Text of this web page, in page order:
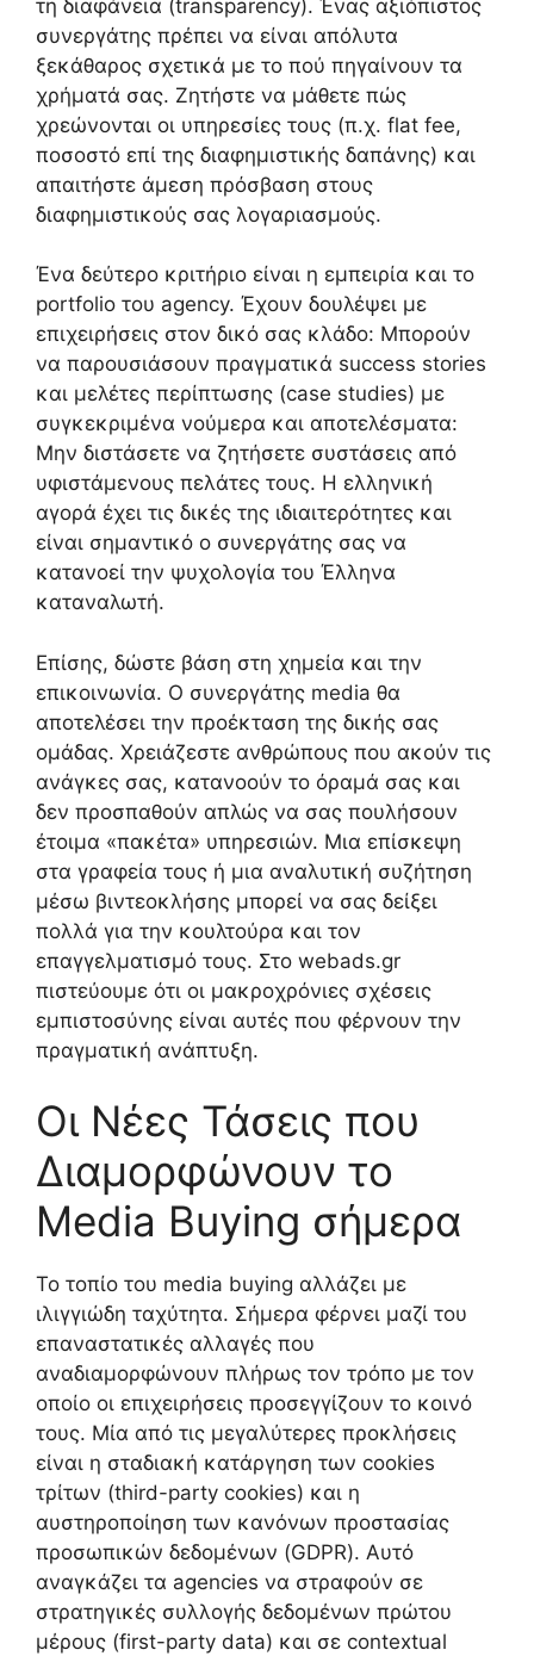
τη διαφάνεια (transparency). Ένας αξιόπιστος
συνεργάτης πρέπει να είναι απόλυτα
ξεκάθαρος σχετικά με το πού πηγαίνουν τα
χρήματά σας. Ζητήστε να μάθετε πώς
χρεώνονται οι υπηρεσίες τους (π.χ. flat fee,
ποσοστό επί της διαφημιστικής δαπάνης) και
απαιτήστε άμεση πρόσβαση στους
διαφημιστικούς σας λογαριασμούς.
Ένα δεύτερο κριτήριο είναι η εμπειρία και το
portfolio του agency. Έχουν δουλέψει με
επιχειρήσεις στον δικό σας κλάδο: Μπορούν
να παρουσιάσουν πραγματικά success stories
και μελέτες περίπτωσης (case studies) με
συγκεκριμένα νούμερα και αποτελέσματα:
Μην διστάσετε να ζητήσετε συστάσεις από
υφιστάμενους πελάτες τους. Η ελληνική
αγορά έχει τις δικές της ιδιαιτερότητες και
είναι σημαντικό ο συνεργάτης σας να
κατανοεί την ψυχολογία του Έλληνα
καταναλωτή.
Επίσης, δώστε βάση στη χημεία και την
επικοινωνία. Ο συνεργάτης media θα
αποτελέσει την προέκταση της δικής σας
ομάδας. Χρειάζεστε ανθρώπους που ακούν τις
ανάγκες σας, κατανοούν το όραμά σας και
δεν προσπαθούν απλώς να σας πουλήσουν
έτοιμα «πακέτα» υπηρεσιών. Μια επίσκεψη
στα γραφεία τους ή μια αναλυτική συζήτηση
μέσω βιντεοκλήσης μπορεί να σας δείξει
πολλά για την κουλτούρα και τον
επαγγελματισμό τους. Στο webads.gr
πιστεύουμε ότι οι μακροχρόνιες σχέσεις
εμπιστοσύνης είναι αυτές που φέρνουν την
πραγματική ανάπτυξη.
Οι Νέες Τάσεις που
Διαμορφώνουν το
Media Buying σήμερα
Το τοπίο του media buying αλλάζει με
ιλιγγιώδη ταχύτητα. Σήμερα φέρνει μαζί του
επαναστατικές αλλαγές που
αναδιαμορφώνουν πλήρως τον τρόπο με τον
οποίο οι επιχειρήσεις προσεγγίζουν το κοινό
τους. Μία από τις μεγαλύτερες προκλήσεις
είναι η σταδιακή κατάργηση των cookies
τρίτων (third-party cookies) και η
αυστηροποίηση των κανόνων προστασίας
προσωπικών δεδομένων (GDPR). Αυτό
αναγκάζει τα agencies να στραφούν σε
στρατηγικές συλλογής δεδομένων πρώτου
μέρους (first-party data) και σε contextual